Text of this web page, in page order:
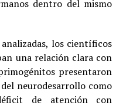
dentro del mismo
los científicos
una relación clara con
presentaron
neurodesarrollo como
de atención con